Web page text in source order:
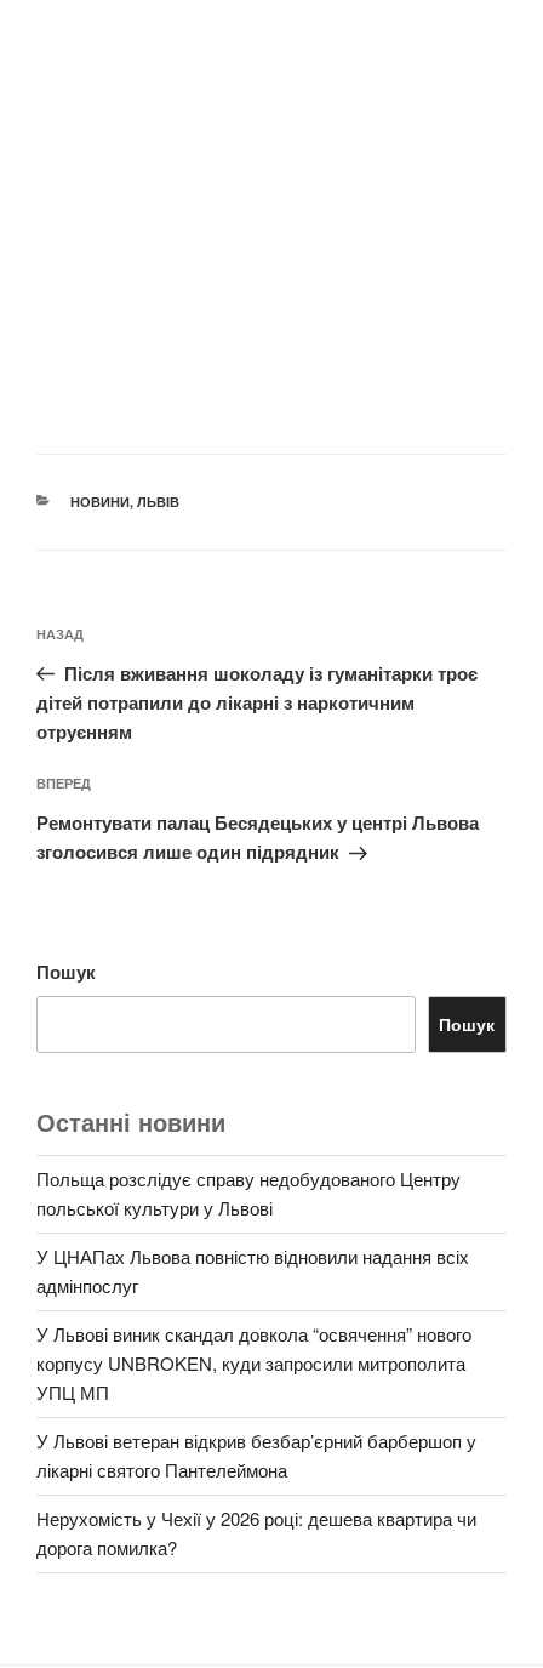
КАТЕГОРІЇ
НОВИНИ, ЛЬВІВ
записів
Попередній
запис:
НАЗАД
Після вживання шоколаду із гуманітарки троє
дітей потрапили до лікарні з наркотичним
отруєнням
Наступний
запис
ВПЕРЕД
Ремонтувати палац Бесядецьких у центрі Львова
зголосився лише один підрядник
Пошук
Пошук
Останні новини
Польща розслідує справу недобудованого Центру
польської культури у Львові
У ЦНАПах Львова повністю відновили надання всіх
адмінпослуг
У Львові виник скандал довкола “освячення” нового
корпусу UNBROKEN, куди запросили митрополита
УПЦ МП
У Львові ветеран відкрив безбар’єрний барбершоп у
лікарні святого Пантелеймона
Нерухомість у Чехії у 2026 році: дешева квартира чи
дорога помилка?